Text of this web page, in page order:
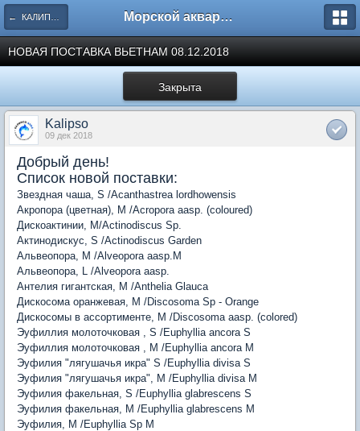
← КАЛИПСО - Морские гидробионты. Морской аквариум. Форумы ReefCentral.ru
НОВАЯ ПОСТАВКА ВЬЕТНАМ 08.12.2018
Закрыта
Kalipso
09 дек 2018
Добрый день!
Список новой поставки:
Звездная чаша, S /Acanthastrea lordhowensis
Акропора (цветная), M /Acropora aasp. (coloured)
Дискоактинии, M/Actinodiscus Sp.
Актинодискус, S /Actinodiscus Garden
Альвеопора, M /Alveopora aasp.M
Альвеопора, L /Alveopora aasp.
Антелия гигантская, M /Anthelia Glauca
Дискосома оранжевая, М /Discosoma Sp - Orange
Дискосомы в ассортименте, M /Discosoma aasp. (colored)
Эуфиллия молоточковая , S /Euphyllia ancora S
Эуфиллия молоточковая , M /Euphyllia ancora M
Эуфилия "лягушачья икра" S /Euphyllia divisa S
Эуфилия "лягушачья икра", M /Euphyllia divisa M
Эуфилия факельная, S /Euphyllia glabrescens S
Эуфилия факельная, M /Euphyllia glabrescens M
Эуфилия, М /Euphyllia Sp M